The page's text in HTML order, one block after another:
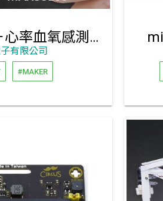
物聯網專題－心率血氧感測套件包
有限公司
#MAKER